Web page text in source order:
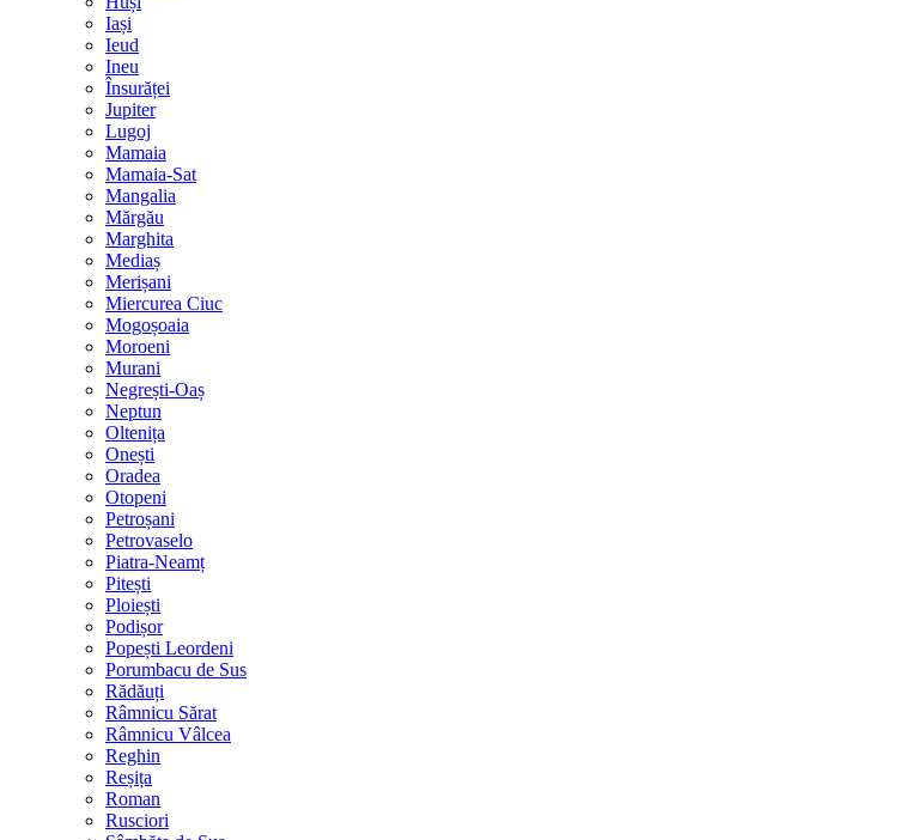
Iași
Ieud
Ineu
Însurăței
Jupiter
Lugoj
Mamaia
Mamaia-Sat
Mangalia
Mărgău
Marghita
Mediaș
Merișani
Miercurea Ciuc
Mogoșoaia
Moroeni
Murani
Negrești-Oaș
Neptun
Oltenița
Onești
Oradea
Otopeni
Petroșani
Petrovaselo
Piatra-Neamț
Pitești
Ploiești
Podișor
Popești Leordeni
Porumbacu de Sus
Rădăuți
Râmnicu Sărat
Râmnicu Vâlcea
Reghin
Reșița
Roman
Rusciori